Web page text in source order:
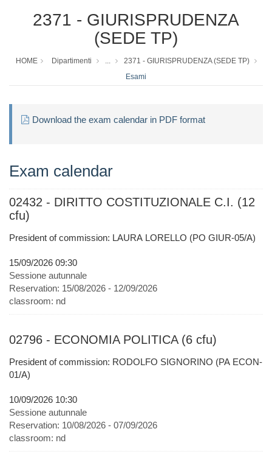
2371 - GIURISPRUDENZA
(SEDE TP)
HOME Dipartimenti ...
2371 - GIURISPRUDENZA (SEDE TP)
Esami
Download the exam calendar in PDF format
Exam calendar
02432 - DIRITTO COSTITUZIONALE C.I. (12
cfu)
President of commission: LAURA LORELLO (PO GIUR-05/A)
15/09/2026 09:30
Sessione autunnale
Reservation: 15/08/2026 - 12/09/2026
classroom: nd
02796 - ECONOMIA POLITICA (6 cfu)
President of commission: RODOLFO SIGNORINO (PA ECON-
01/A)
10/09/2026 10:30
Sessione autunnale
Reservation: 10/08/2026 - 07/09/2026
classroom: nd